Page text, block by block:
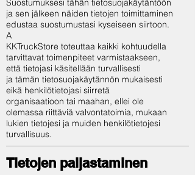
Suostumuksesi tähän tietosuojakäytäntöön
ja sen jälkeen näiden tietojen toimittaminen
edustaa suostumustasi kyseiseen siirtoon.
A
KKTruckStore toteuttaa kaikki kohtuudella
tarvittavat toimenpiteet varmistaakseen,
että tietojasi käsitellään turvallisesti
ja tämän tietosuojakäytännön mukaisesti
eikä henkilötietojasi siirretä
organisaatioon tai maahan, ellei ole
olemassa riittäviä valvontatoimia, mukaan
lukien tietojesi ja muiden henkilötietojesi
turvallisuus.
Tietojen paljastaminen